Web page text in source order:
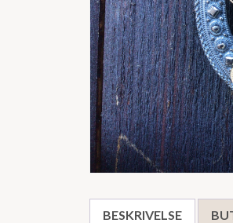
BESKRIVELSE